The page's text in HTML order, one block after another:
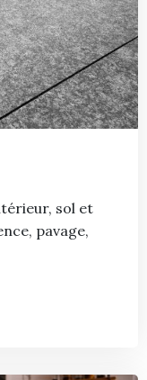
sol et
pavage,